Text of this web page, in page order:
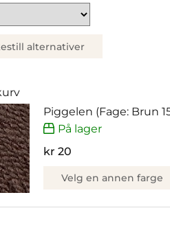
alternativer
Piggelen (Fage: Brun
På lager
kr 20
Velg en annen farge